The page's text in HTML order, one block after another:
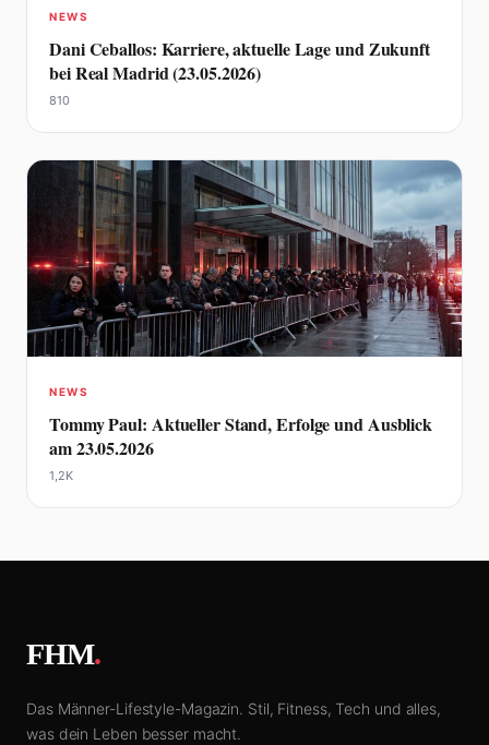
NEWS
Dani Ceballos: Karriere, aktuelle Lage und Zukunft
bei Real Madrid (23.05.2026)
810
NEWS
Tommy Paul: Aktueller Stand, Erfolge und Ausblick
am 23.05.2026
1,2K
FHM.
Das Männer-Lifestyle-Magazin. Stil, Fitness, Tech und alles,
was dein Leben besser macht.